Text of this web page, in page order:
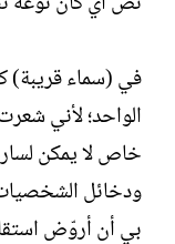
في (سماء قريبة)
الواحد؛ لأني
خاص لا يمكن
ودخائل
بي أن أروّض